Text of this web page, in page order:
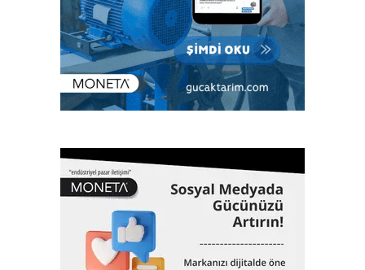
“Günümüzde Türk Loydu, denizcilik sektörü başta olmak
üzere enerjiden imalata, savunma sanayiinden lojistiğe
kadar tüm sektörlerde; klaslama, denetim, kalite yönetim
ve ileri mühendislik gibi birçok alanda hizmet veriyor. Çok
sayıda bilimsel ve teknik konferanslarda yer almanın yanı
sıra aynı zamanda eğitimler veriyor, çok sayıda öğrenciye
3000 adet geminin klaslama hizmetinin yanı sıra, Türkiye
ekonomisinin can damarı olan dünyaya mal olmuş projelere
de imza atıyor. 61 yıllık tarihinde altmış biri aşkın dev proje,
Türk Loydu’nun da imzası ve çalışmalarıyla hayata geçti.
İstanbul Havalimanı, Akkuyu Nükleer Güç Santrali, Yavuz
Sultan Selim Köprüsü, Osman Gazi Köprüsü, 1915